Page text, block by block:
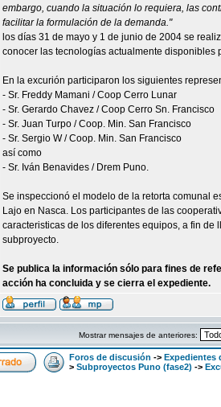
embargo, cuando la situación lo requiera, las
facilitar la formulación de la demanda."
los días 31 de mayo y 1 de junio de 2004 se
conocer las tecnologías actualmente disponibles
En la excurión participaron los siguientes
- Sr. Freddy Mamani / Coop Cerro Lunar
- Sr. Gerardo Chavez / Coop Cerro Sn. Francisco
- Sr. Juan Turpo / Coop. Min. San Francisco
- Sr. Sergio W / Coop. Min. San Francisco
así como
- Sr. Iván Benavides / Drem Puno.
Se inspeccionó el modelo de la retorta comunal
Lajo en Nasca. Los participantes de las
caracteristicas de los diferentes equipos, a fin
subproyecto.
Se publica la información sólo para fines de
acción ha concluida y se cierra el expediente.
Mostrar mensajes de anteriores:
Foros de discusión -> Expedientes
> Subproyectos Puno (fase2) ->